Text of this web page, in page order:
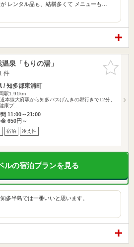
レンタル品も、結構多くて メニューも…
お気に入
りに追加
泉「もりの湯」
件
/ 知多郡東浦町
駅1.91km
本線大府駅から知多バスげんきの郷行きで12分、
康プ…
11:00～21:00
650円～
宿泊 冷え性
ルの宿泊プランを見る
多半島では一番いいと思います。